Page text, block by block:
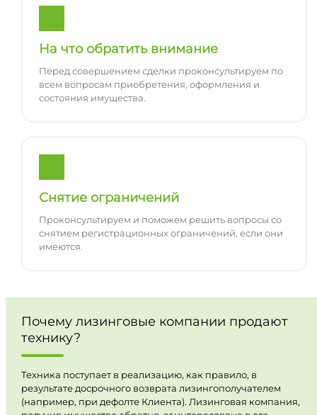
На что обратить внимание
Перед совершением сделки проконсультируем по
всем вопросам приобретения, оформления и
состояния имущества.
Снятие ограничений
Проконсультируем и поможем решить вопросы со
снятием регистрационных ограничений, если они
имеются.
Почему лизинговые компании продают
технику?
Техника поступает в реализацию, как правило, в
результате досрочного возврата лизингополучателем
(например, при дефолте Клиента). Лизинговая компания,